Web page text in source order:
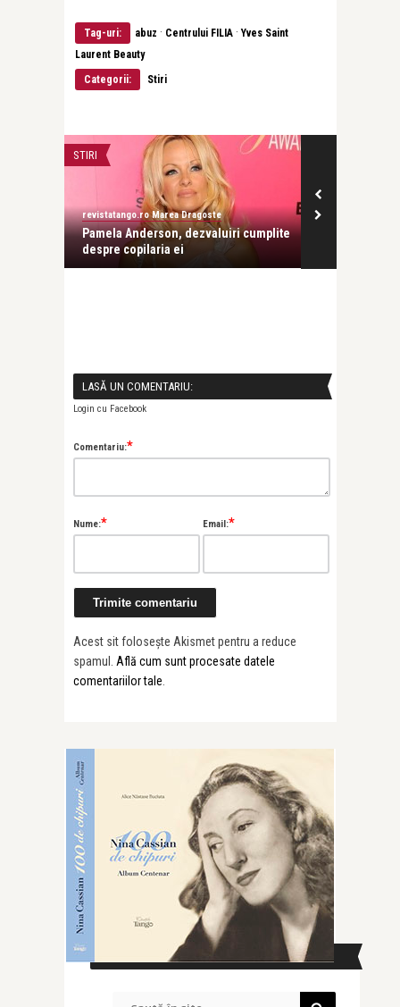
Tag-uri: abuz · Centrului FILIA ·Yves Saint
Laurent Beauty
Categorii:
Stiri
REPORTAJ
revistatango.ro Marea Dragoste
Inocenta furata
LASĂ UN COMENTARIU:
Login cu Facebook
Comentariu:*
Nume:* Email:*
Acest sit folosește Akismet pentru a reduce
spamul. Află cum sunt procesate datele
comentariilor tale
CAUTĂ ÎN SITE